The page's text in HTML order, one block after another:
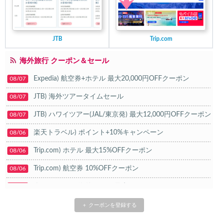
JTB Trip.com
海外旅行 クーポン＆セール
08/07 Expedia) 航空券+ホテル 最大20,000円OFFクーポン
08/07 JTB) 海外ツアータイムセール
08/07 JTB) ハワイツアー(JAL/東京発) 最大12,000円OFFクーポン
08/06 楽天トラベル) ポイント+10%キャンペーン
08/06 Trip.com) ホテル 最大15%OFFクーポン
08/06 Trip.com) 航空券 10%OFFクーポン
HIS) 海外航空券タイムセール
＋ クーポンを登録する